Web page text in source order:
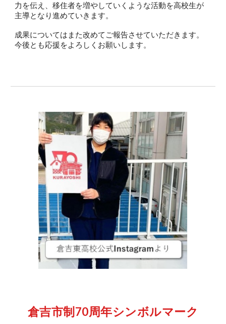
力を伝え、移住者を増やしていくような活動を高校生が
主導となり進めていきます。
成果についてはまた改めてご報告させていただきます。
今後とも応援をよろしくお願いします。
倉吉市制70周年シンボルマーク